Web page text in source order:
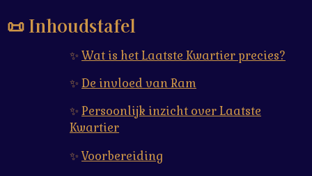
📜 Inhoudstafel
✨ Wat is het Laatste Kwartier precies?
✨ De invloed van Ram
✨ Persoonlijk inzicht over Laatste
Kwartier
✨Voorbereiding